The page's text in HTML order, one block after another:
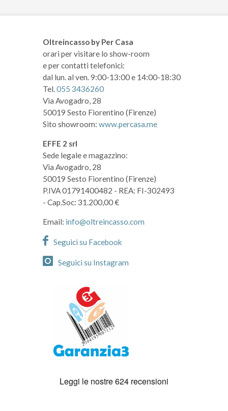
Oltreincasso by Per Casa
orari per visitare lo show-room
e per contatti telefonici:
dal lun. al ven. 9:00-13:00 e 14:00-18:30
Tel.055 3436260
Via Avogadro, 28
50019 Sesto Fiorentino (Firenze)
Sito showroom: www.percasa.me
EFFE 2 srl
Sede legale e magazzino:
Via Avogadro, 28
50019 Sesto Fiorentino (Firenze)
P.IVA 01791400482 - REA: FI-302493
- Cap.Soc: 31.200,00 €
Email: info@oltreincasso.com
Seguici su Facebook
Seguici su Instagram